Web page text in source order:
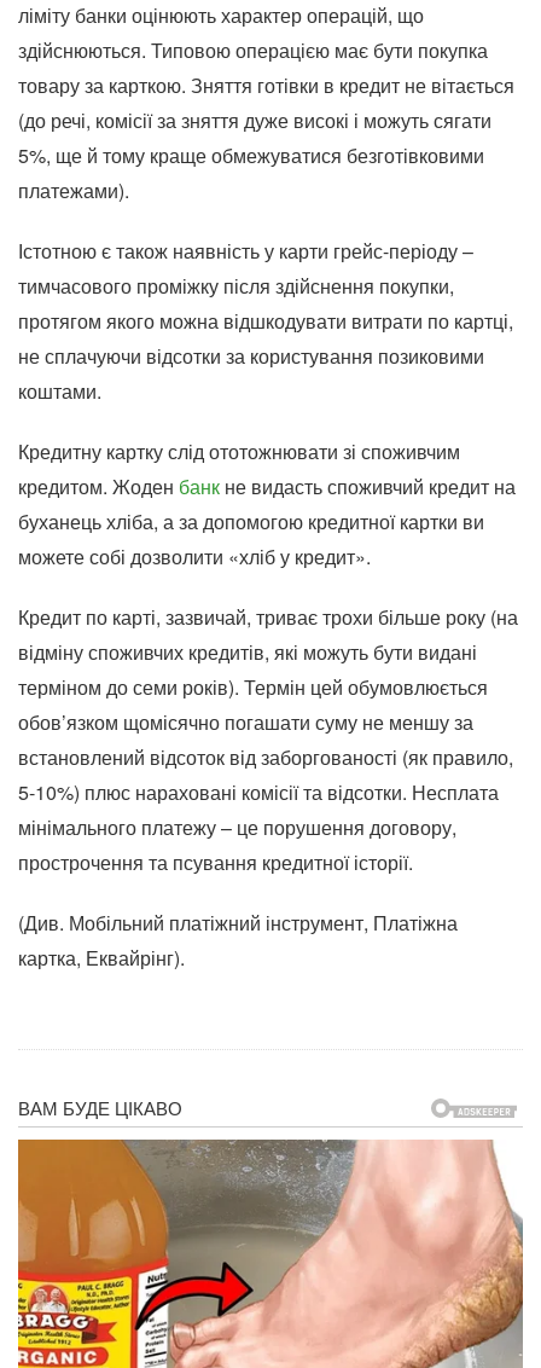
ліміту банки оцінюють характер операцій, що
здійснюються. Типовою операцією має бути покупка
товару за карткою. Зняття готівки в кредит не вітається
(до речі, комісії за зняття дуже високі і можуть сягати
5%, ще й тому краще обмежуватися безготівковими
платежами).
Істотною є також наявність у карти грейс-періоду –
тимчасового проміжку після здійснення покупки,
протягом якого можна відшкодувати витрати по картці,
не сплачуючи відсотки за користування позиковими
коштами.
Кредитну картку слід ототожнювати зі споживчим
кредитом. Жоден банк не видасть споживчий кредит на
буханець хліба, а за допомогою кредитної картки ви
можете собі дозволити «хліб у кредит».
Кредит по карті, зазвичай, триває трохи більше року (на
відміну споживчих кредитів, які можуть бути видані
терміном до семи років). Термін цей обумовлюється
обов’язком щомісячно погашати суму не меншу за
встановлений відсоток від заборгованості (як правило,
5-10%) плюс нараховані комісії та відсотки. Несплата
мінімального платежу – це порушення договору,
прострочення та псування кредитної історії.
(Див. Мобільний платіжний інструмент, Платіжна
картка, Еквайрінг).